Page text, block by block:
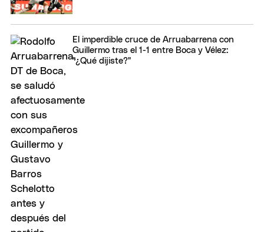
El imperdible cruce de Arruabarrena con
Guillermo tras el 1-1 entre Boca y Vélez:
"¿Qué dijiste?"